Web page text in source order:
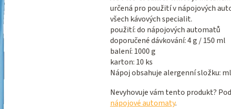
5,0
z 5
hviezdičiek.
určená pro použití v nápojových
všech kávových specialit.
použití: do nápojových automatů
doporučené dávkování: 4 g / 150 ml
balení: 1000 g
karton: 10 ks
Nápoj obsahuje alergenní složku:
Nevyhovuje vám tento produkt?
nápojové automaty.